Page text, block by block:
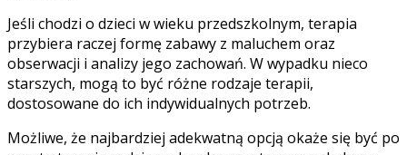
Jeśli chodzi o dzieci w wieku przedszkolnym, terapia
przybiera raczej formę zabawy z maluchem oraz
obserwacji i analizy jego zachowań. W wypadku nieco
starszych, mogą to być różne rodzaje terapii,
dostosowane do ich indywidualnych potrzeb.
Możliwe, że najbardziej adekwatną opcją okaże się być po